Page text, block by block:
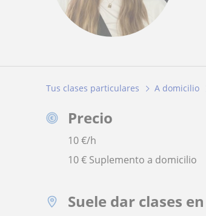
Tus clases particulares A domicilio
Precio
10€/h
10 € Suplemento a domicilio
Suele dar clases en